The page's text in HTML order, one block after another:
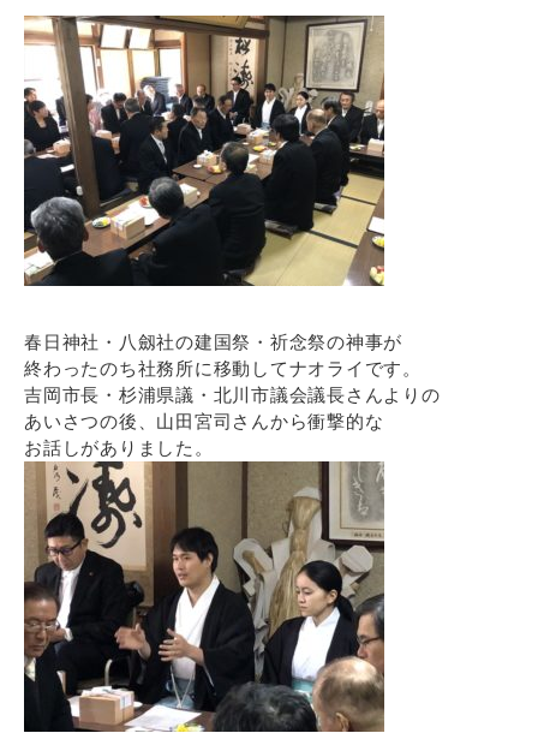
春日神社・八劔社の建国祭・祈念祭の神事が
終わったのち社務所に移動してナオライです。
吉岡市長・杉浦県議・北川市議会議長さんよりの
あいさつの後、山田宮司さんから衝撃的な
お話しがありました。